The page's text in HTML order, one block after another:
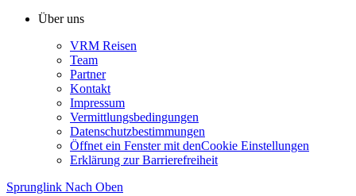
Über uns
VRM Reisen
Team
Partner
Kontakt
Impressum
Vermittlungsbedingungen
Datenschutzbestimmungen
Öffnet ein Fenster mit denCookie Einstellungen
Erklärung zur Barrierefreiheit
Sprunglink Nach Oben